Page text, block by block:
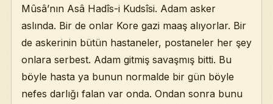
Mûsâ’nın Asâ Hadîs-i Kudsîsi. Adam asker
aslında. Bir de onlar Kore gazi maaş alıyorlar. Bir
de askerinin bütün hastaneler, postaneler her şey
onlara serbest. Adam gitmiş savaşmış bitti. Bu
böyle hasta ya bunun normalde bir gün böyle
nefes darlığı falan var onda. Ondan sonra bunu